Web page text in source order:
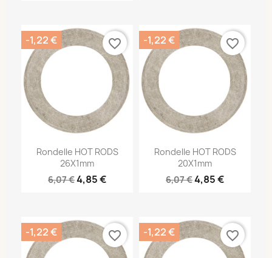
Rondelle HOT RODS
26X1mm
6,07 €4,85 €
-1,22 € favorite_border
Rondelle HOT RODS
20X1mm
6,07 €4,85 €
-1,22 € favorite_border
-1,22 € favorite_border -1,22 € favorite_border